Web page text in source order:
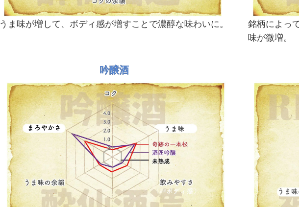
うま味が増して、ボディ感が増すことで濃醇な味わいに。
銘柄によっ
味が微増。
吟醸酒